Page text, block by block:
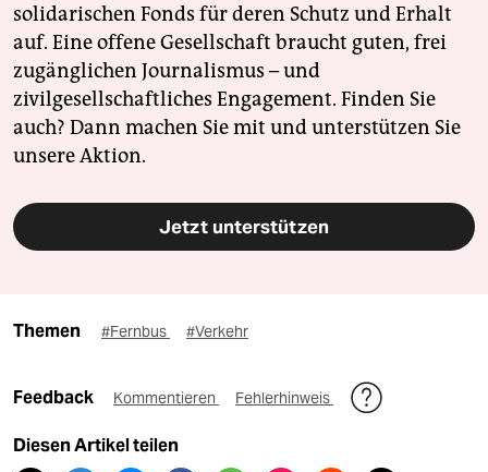
solidarischen Fonds für deren Schutz und Erhalt
auf. Eine offene Gesellschaft braucht guten, frei
zugänglichen Journalismus – und
zivilgesellschaftliches Engagement. Finden Sie
auch? Dann machen Sie mit und unterstützen Sie
unsere Aktion.
Jetzt unterstützen
Themen #Fernbus #Verkehr
Feedback Kommentieren Fehlerhinweis
Diesen Artikel teilen